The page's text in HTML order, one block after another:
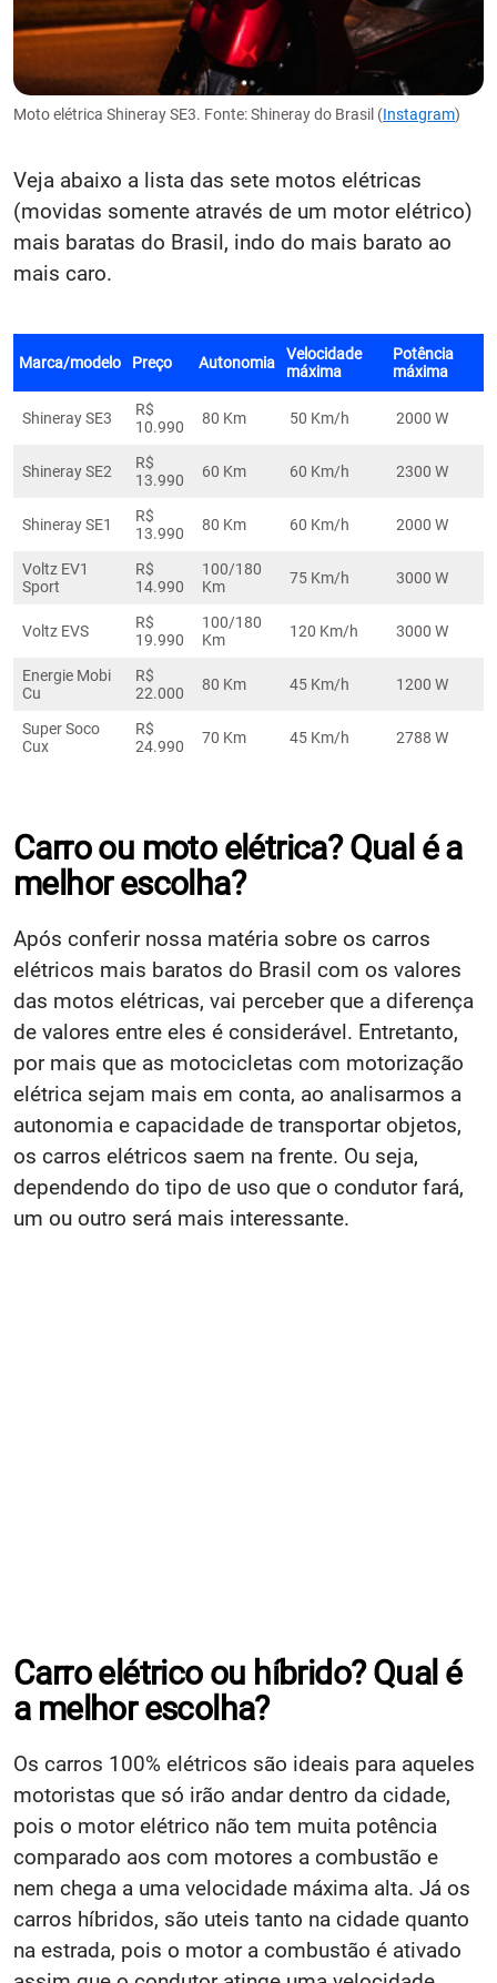
Moto elétrica Shineray SE3. Fonte: Shineray do Brasil (Instagram)
Veja abaixo a lista das sete motos elétricas
(movidas somente através de um motor elétrico)
mais baratas do Brasil, indo do mais barato ao
mais caro.
Marca/modelo Preço Autonomia
Velocidade
máxima
Potência
máxima
Shineray SE3
R$
10.990
80 Km 50 Km/h 2000 W
Shineray SE2
R$
13.990
60 Km 60 Km/h 2300 W
Shineray SE1
R$
13.990
80 Km 60 Km/h 2000 W
Voltz EV1
Sport
R$
14.990
100/180
Km
75 Km/h 3000 W
Voltz EVS
R$
19.990
100/180
Km
120 Km/h 3000 W
Energie Mobi
Cu
R$
22.000
80 Km 45 Km/h 1200 W
Super Soco
Cux
R$
24.990
70 Km 45 Km/h 2788 W
Carro ou moto elétrica? Qual é a
melhor escolha?
Após conferir nossa matéria sobre os carros
elétricos mais baratos do Brasil com os valores
das motos elétricas, vai perceber que a diferença
de valores entre eles é considerável. Entretanto,
por mais que as motocicletas com motorização
elétrica sejam mais em conta, ao analisarmos a
autonomia e capacidade de transportar objetos,
os carros elétricos saem na frente. Ou seja,
dependendo do tipo de uso que o condutor fará,
um ou outro será mais interessante.
Carro elétrico ou híbrido? Qual é
a melhor escolha?
Os carros 100% elétricos são ideais para aqueles
motoristas que só irão andar dentro da cidade,
pois o motor elétrico não tem muita potência
comparado aos com motores a combustão e
nem chega a uma velocidade máxima alta. Já os
carros híbridos, são uteis tanto na cidade quanto
na estrada, pois o motor a combustão é ativado